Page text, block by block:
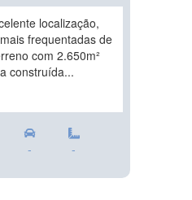
localização,
frequentadas de
com 2.650m²
construída...
- -